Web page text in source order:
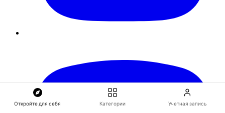
Откройте для себя Категории Учетная запись